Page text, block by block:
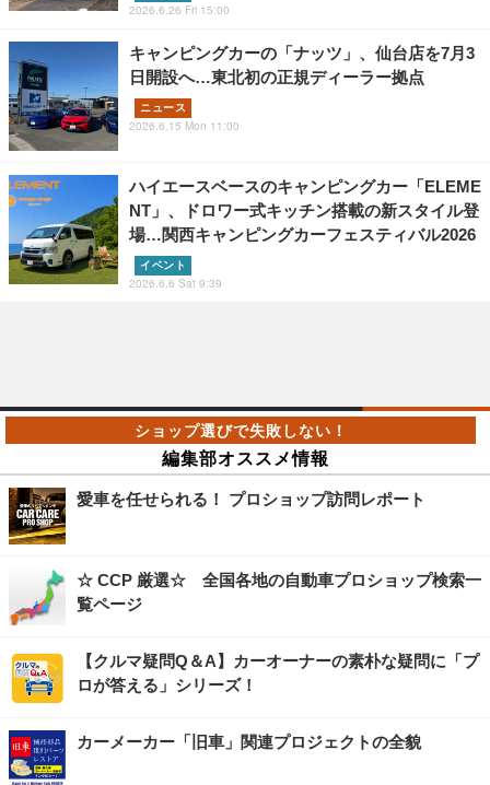
2026.6.26 Fri 15:00
キャンピングカーの「ナッツ」、仙台店を7月3
日開設へ…東北初の正規ディーラー拠点
ニュース
2026.6.15 Mon 11:00
ハイエースベースのキャンピングカー「ELEME
NT」、ドロワー式キッチン搭載の新スタイル登
場…関西キャンピングカーフェスティバル2026
イベント
2026.6.6 Sat 9:39
編集部オススメ情報
愛車を任せられる！ プロショップ訪問レポート
☆ CCP 厳選☆ 全国各地の自動車プロショップ検索一
覧ページ
【クルマ疑問Q＆A】カーオーナーの素朴な疑問に「プ
ロが答える」シリーズ！
カーメーカー「旧車」関連プロジェクトの全貌